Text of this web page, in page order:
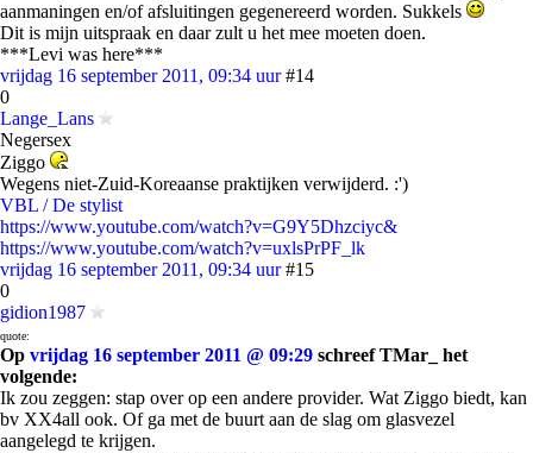
aanmaningen en/of afsluitingen gegenereerd worden. Sukkels
Dit is mijn uitspraak en daar zult u het mee moeten doen.
***Levi was here***
vrijdag 16 september 2011, 09:34 uur #14
0
Lange_Lans
Negersex
Ziggo
Wegens niet-Zuid-Koreaanse praktijken verwijderd. :')
VBL / De stylist
https://www.youtube.com/watch?v=G9Y5Dhzciyc&
https://www.youtube.com/watch?v=uxlsPrPF_lk
vrijdag 16 september 2011, 09:34 uur #15
0
gidion1987
quote:
Op vrijdag 16 september 2011 @ 09:29 schreef TMar_ het
volgende:
Ik zou zeggen: stap over op een andere provider. Wat Ziggo biedt, kan
bv XX4all ook. Of ga met de buurt aan de slag om glasvezel
aangelegd te krijgen.